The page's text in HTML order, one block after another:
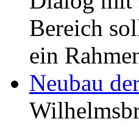
Bereich
ein
Neubau